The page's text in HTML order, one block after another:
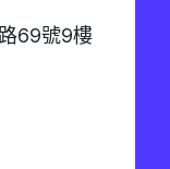
69號9樓